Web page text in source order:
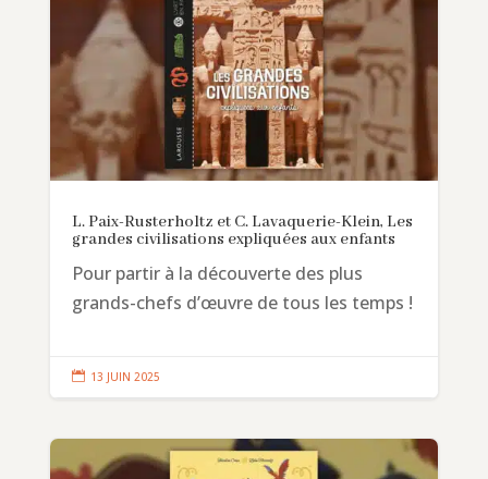
L. Paix-Rusterholtz et C. Lavaquerie-Klein, Les
grandes civilisations expliquées aux enfants
Pour partir à la découverte des plus
grands-chefs d’œuvre de tous les temps !
 13 JUIN 2025